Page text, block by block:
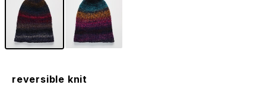
reversible knit